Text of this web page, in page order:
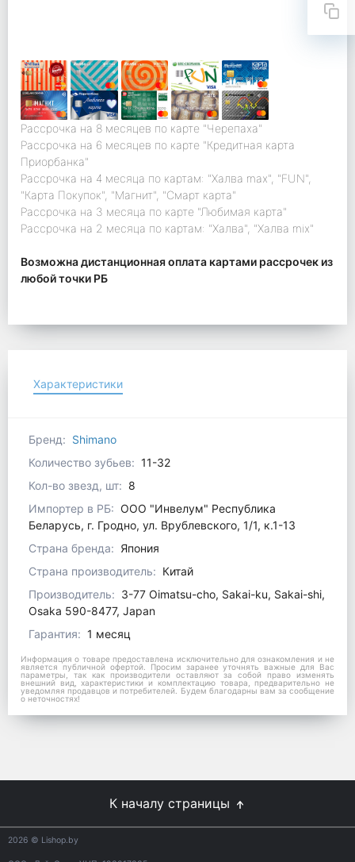
Рассрочка на 8 месяцев по карте "Черепаха"
Рассрочка на 6 месяцев по карте "Кредитная карта
Приорбанка"
Рассрочка на 4 месяца по картам: "Халва max", "FUN",
"Карта Покупок", "Магнит", "Смарт карта"
Рассрочка на 3 месяца по карте "Любимая карта"
Рассрочка на 2 месяца по картам: "Халва", "Халва mix"
Возможна дистанционная оплата картами рассрочек из
любой точки РБ
Характеристики
Бренд: Shimano
Количество зубьев: 11-32
Кол-во звезд, шт: 8
Импортер в РБ: ООО "Инвелум" Республика
Беларусь, г. Гродно, ул. Врублевского, 1/1, к.1-13
Страна бренда: Япония
Страна производитель: Китай
Производитель: 3-77 Oimatsu-cho, Sakai-ku, Sakai-shi,
Osaka 590-8477, Japan
Гарантия: 1 месяц
Информация о товаре предоставлена исключительно для ознакомления и не
является публичной офертой. Просим заранее уточнять важные для Вас
параметры, так как производители оставляют за собой право изменять
внешний вид, характеристики и комплектацию товара, предварительно не
уведомляя продавцов и потребителей. Будем благодарны вам за сообщение
о неточностях!
К началу страницы
2026 © Lishop.by